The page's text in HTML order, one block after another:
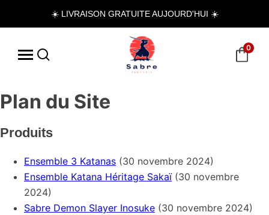
☀️ LIVRAISON GRATUITE AUJOURD'HUI ☀️
0
Plan du Site
Produits
Ensemble 3 Katanas (30 novembre 2024)
Ensemble Katana Héritage Sakaï (30 novembre
2024)
Sabre Demon Slayer Inosuke (30 novembre 2024)